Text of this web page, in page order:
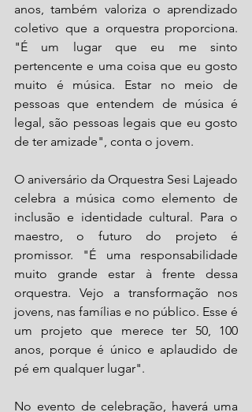
anos, também valoriza o aprendizado
coletivo que a orquestra proporciona.
"É um lugar que eu me sinto
pertencente e uma coisa que eu gosto
muito é música. Estar no meio de
pessoas que entendem de música é
legal, são pessoas legais que eu gosto
de ter amizade", conta o jovem.
O aniversário da Orquestra Sesi Lajeado
celebra a música como elemento de
inclusão e identidade cultural. Para o
maestro, o futuro do projeto é
promissor. "É uma responsabilidade
muito grande estar à frente dessa
orquestra. Vejo a transformação nos
jovens, nas famílias e no público. Esse é
um projeto que merece ter 50, 100
anos, porque é único e aplaudido de
pé em qualquer lugar".
No evento de celebração, haverá uma